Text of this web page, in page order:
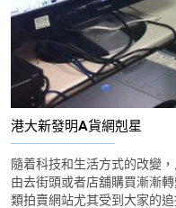
港大新發明A貨網剋星
隨着科技和生活方式的改變
由去街頭或者店舖購買漸漸
類拍賣網站尤其受到大家的